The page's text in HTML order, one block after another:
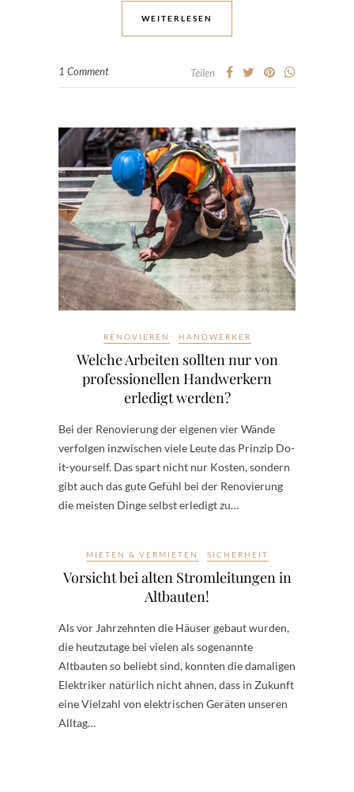
WEITERLESEN
1 Comment Teilen
RENOVIEREN HANDWERKER
Welche Arbeiten sollten nur von
professionellen Handwerkern
erledigt werden?
Bei der Renovierung der eigenen vier Wände
verfolgen inzwischen viele Leute das Prinzip Do-
it-yourself. Das spart nicht nur Kosten, sondern
gibt auch das gute Gefühl bei der Renovierung
die meisten Dinge selbst erledigt zu…
MIETEN & VERMIETEN SICHERHEIT
Vorsicht bei alten Stromleitungen in
Altbauten!
Als vor Jahrzehnten die Häuser gebaut wurden,
die heutzutage bei vielen als sogenannte
Altbauten so beliebt sind, konnten die damaligen
Elektriker natürlich nicht ahnen, dass in Zukunft
eine Vielzahl von elektrischen Geräten unseren
Alltag…